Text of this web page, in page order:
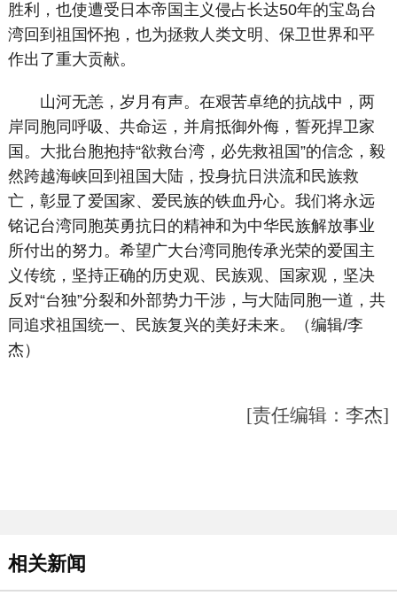
胜利，也使遭受日本帝国主义侵占长达50年的宝岛台
湾回到祖国怀抱，也为拯救人类文明、保卫世界和平
作出了重大贡献。
山河无恙，岁月有声。在艰苦卓绝的抗战中，两
岸同胞同呼吸、共命运，并肩抵御外侮，誓死捍卫家
国。大批台胞抱持“欲救台湾，必先救祖国”的信念，毅
然跨越海峡回到祖国大陆，投身抗日洪流和民族救
亡，彰显了爱国家、爱民族的铁血丹心。我们将永远
铭记台湾同胞英勇抗日的精神和为中华民族解放事业
所付出的努力。希望广大台湾同胞传承光荣的爱国主
义传统，坚持正确的历史观、民族观、国家观，坚决
反对“台独”分裂和外部势力干涉，与大陆同胞一道，共
同追求祖国统一、民族复兴的美好未来。（编辑/李
杰）
[责任编辑：李杰]
相关新闻